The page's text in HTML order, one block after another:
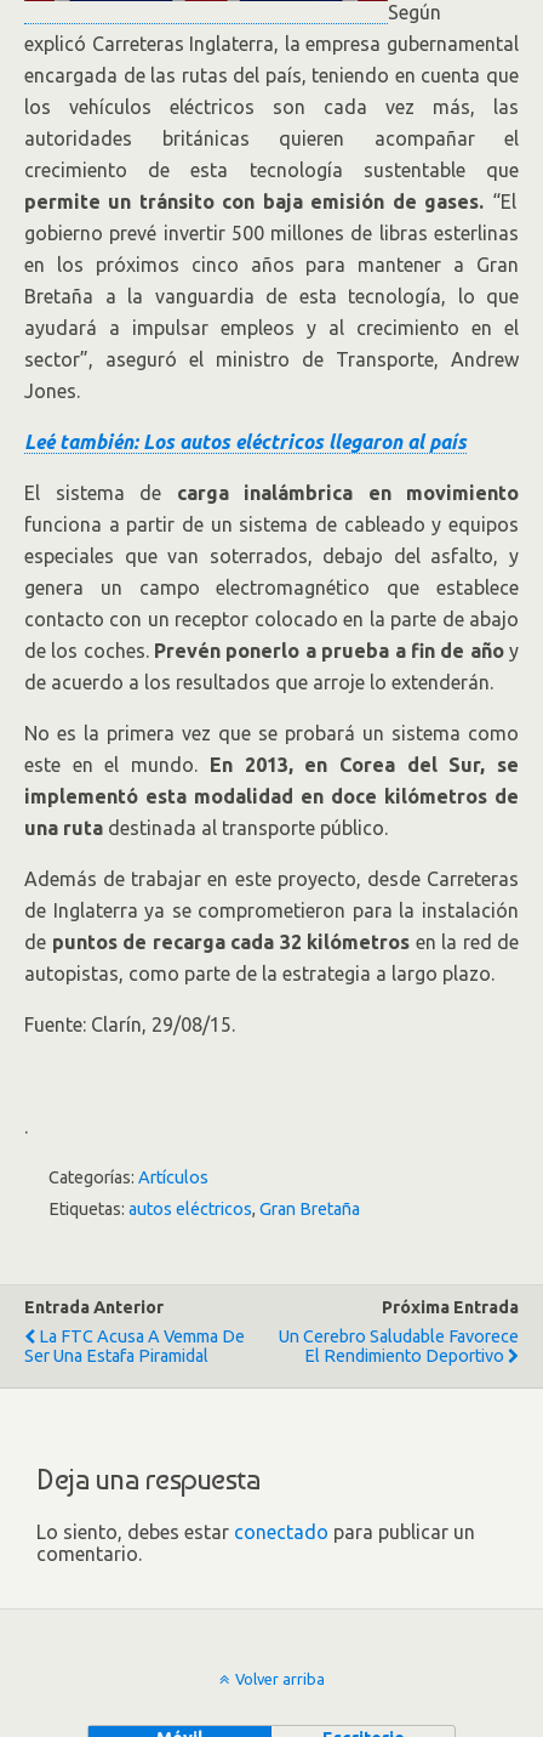
Según
explicó Carreteras Inglaterra, la empresa gubernamental
encargada de las rutas del país, teniendo en cuenta que
los vehículos eléctricos son cada vez más, las
autoridades británicas quieren acompañar el
crecimiento de esta tecnología sustentable que
permite un tránsito con baja emisión de gases. “El
gobierno prevé invertir 500 millones de libras esterlinas
en los próximos cinco años para mantener a Gran
Bretaña a la vanguardia de esta tecnología, lo que
ayudará a impulsar empleos y al crecimiento en el
sector”, aseguró el ministro de Transporte, Andrew
Jones.
Leé también: Los autos eléctricos llegaron al país
El sistema de carga inalámbrica en movimiento
funciona a partir de un sistema de cableado y equipos
especiales que van soterrados, debajo del asfalto, y
genera un campo electromagnético que establece
contacto con un receptor colocado en la parte de abajo
de los coches. Prevén ponerlo a prueba a fin de añoy
de acuerdo a los resultados que arroje lo extenderán.
No es la primera vez que se probará un sistema como
este en el mundo. En 2013, en Corea del Sur, se
implementó esta modalidad en doce kilómetros de
una ruta destinada al transporte público.
Además de trabajar en este proyecto, desde Carreteras
de Inglaterra ya se comprometieron para la instalación
de puntos de recarga cada 32 kilómetros en la red de
autopistas, como parte de la estrategia a largo plazo.
Fuente: Clarín, 29/08/15.
.
Categorías: Artículos
Etiquetas: autos eléctricos, Gran Bretaña
Entrada Anterior
La FTC Acusa A Vemma De
Ser Una Estafa Piramidal
Próxima Entrada
Un Cerebro Saludable Favorece
El Rendimiento Deportivo
Deja una respuesta
Lo siento, debes estar conectado para publicar un
comentario.
Volver arriba